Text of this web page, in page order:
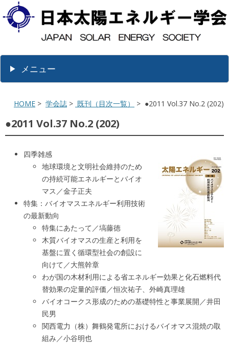
メニュー
HOME > 学会誌 > 既刊（目次一覧） > ●2011 Vol.37 No.2 (202)
●2011 Vol.37 No.2 (202)
四季雑感
地球環境と文明社会維持のため
の持続可能エネルギーとバイオ
マス／金子正夫
特集：バイオマスエネルギー利用技術
の最新動向
特集にあたって／塙藤徳
木質バイオマスの生産と利用を
基盤に置く循環型社会の創設に
向けて／大熊幹章
わが国の木材利用による省エネルギー効果と化石燃料代
替効果の定量的評価／恒次祐子、外崎真理雄
バイオコークス形成のための基礎特性と事業展開／井田
民男
関西電力（株）舞鶴発電所におけるバイオマス混焼の取
組み／小谷明也